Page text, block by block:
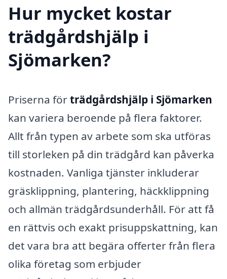
Hur mycket kostar
trädgårdshjälp i
Sjömarken?
Priserna förträdgårdshjälp i Sjömarken
kan variera beroende på flera faktorer.
Allt från typen av arbete som ska utföras
till storleken på din trädgård kan påverka
kostnaden. Vanliga tjänster inkluderar
gräsklippning, plantering, häckklippning
och allmän trädgårdsunderhåll. För att få
en rättvis och exakt prisuppskattning, kan
det vara bra att begära offerter från flera
olika företag som erbjuder